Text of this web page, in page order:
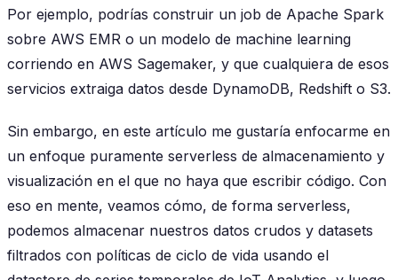
Por ejemplo, podrías construir un job de Apache Spark
sobre AWS EMR o un modelo de machine learning
corriendo en AWS Sagemaker, y que cualquiera de esos
servicios extraiga datos desde DynamoDB, Redshift o S3.
Sin embargo, en este artículo me gustaría enfocarme en
un enfoque puramente serverless de almacenamiento y
visualización en el que no haya que escribir código. Con
eso en mente, veamos cómo, de forma serverless,
podemos almacenar nuestros datos crudos y datasets
filtrados con políticas de ciclo de vida usando el